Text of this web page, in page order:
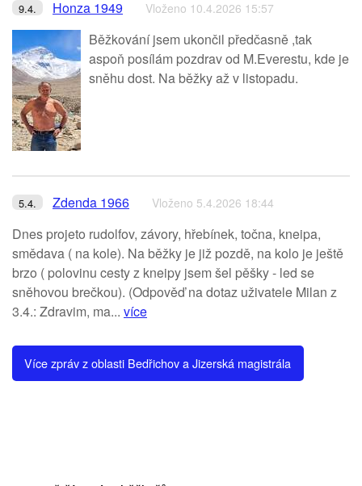
9.4. Honza 1949 Vloženo 10.4.2026 15:57
Běžkování jsem ukončil předčasně ,tak
aspoň posílám pozdrav od M.Everestu, kde je
sněhu dost. Na běžky až v listopadu.
5.4. Zdenda 1966 Vloženo 5.4.2026 18:44
Dnes projeto rudolfov, závory, hřebínek, točna, kneipa,
smědava ( na kole). Na běžky je již pozdě, na kolo je ještě
brzo ( polovinu cesty z kneipy jsem šel pěšky - led se
sněhovou brečkou). (Odpověď na dotaz uživatele Milan z
3.4.: Zdravim, ma... více
Více zpráv z oblasti Bedřichov a Jizerská magistrála